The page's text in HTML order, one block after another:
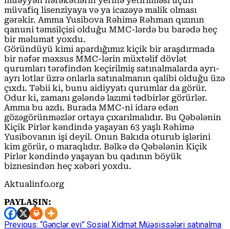
müvafiq lisenziyaya və ya icazəyə malik olması
gərəkir. Amma Yusibova Rəhimə Rəhman qızının
qanuni təmsilçisi olduğu MMC-lərdə bu barədə heç
bir məlumat yoxdu.
Göründüyü kimi apardığımız kiçik bir araşdırmada
bir nəfər məxsus MMC-lərin müxtəlif dövlət
qurumları tərəfindən keçirilmiş satınalmalarda ayrı-
ayrı lotlar üzrə onlarla satınalmanın qalibi olduğu üzə
çıxdı. Təbii ki, bunu aidiyyatı qurumlar da görür.
Odur ki, zamanı gələndə lazımi tədbirlər görürlər.
Amma bu azdı. Burada MMC-ni idarə edən
gözəgörünməzlər ortaya çıxarılmalıdır. Bu Qəbələnin
Kiçik Pirlər kəndində yaşayan 63 yaşlı Rəhimə
Yusibovanın işi deyil. Onun Bakıda oturub işlərini
kim görür, o maraqlıdır. Bəlkə də Qəbələnin Kiçik
Pirlər kəndində yaşayan bu qadının böyük
biznesindən heç xəbəri yoxdu.
Aktualinfo.org
PAYLAŞIN:
Previous: “Gənclər evi” Sosial Xidmət Müəsissələri satınalma